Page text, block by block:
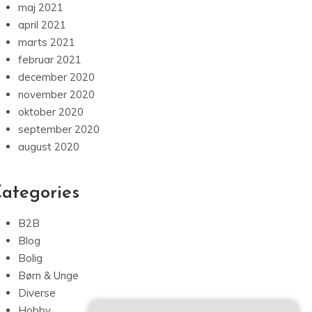
maj 2021
april 2021
marts 2021
februar 2021
december 2020
november 2020
oktober 2020
september 2020
august 2020
B2B
Blog
Bolig
Børn & Unge
Diverse